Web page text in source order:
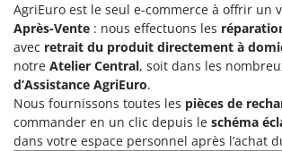
AgriEuro est le seul e-commerce à offrir un
Après-Vente : nous effectuons les
avec retrait du produit directement à
notre Atelier Central, soit dans les
d’Assistance AgriEuro.
Nous fournissons toutes les pièces de
commander en un clic depuis le schéma
dans votre espace personnel après l’achat